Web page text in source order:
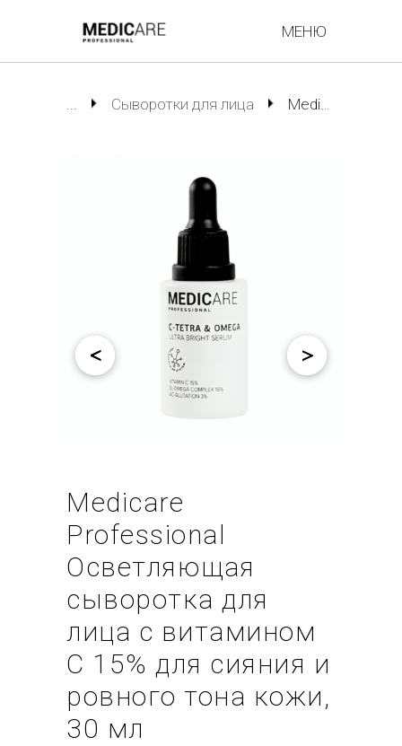
МЕНЮ
... Cыворотки для лица Medicare Professional Осветляющая сыворотка для лица с витамином C 15% для сияния и ровного тона кожи, 30 мл
< >
Medicare
Professional
Осветляющая
сыворотка для
лица с витамином
C 15% для сияния и
ровного тона кожи,
30 мл